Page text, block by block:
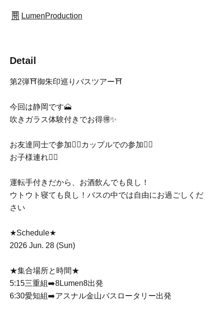
LumenProduction
Detail
第2弾⛩御朱印巡りバスツアー⛩
今回は静岡です🗻
吹きガラス体験付きでお得🉐✨️
お友達同士で参加🙆‍♀️カップルでの参加🙆‍♀️
お子様連れ🙆‍♀️
運転手付きだから、お酒飲んでも良し！
ウトウト寝ても良し！バスの中では自由にお過ごしくだ
さい
★Schedule★
2026 Jun. 28 (Sun)
★集合場所と時間★
5:15三重組➡️8Lumen8出発
6:30愛知組➡️アスナル金山バスロータリー出発